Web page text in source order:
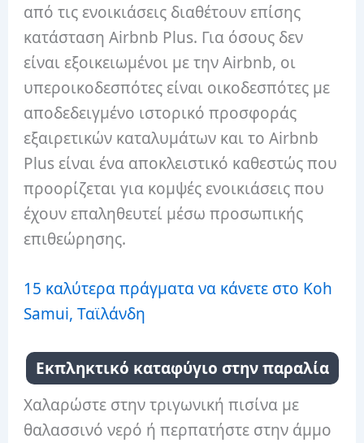
από τις ενοικιάσεις διαθέτουν επίσης
κατάσταση Airbnb Plus. Για όσους δεν
είναι εξοικειωμένοι με την Airbnb, οι
υπεροικοδεσπότες είναι οικοδεσπότες με
αποδεδειγμένο ιστορικό προσφοράς
εξαιρετικών καταλυμάτων και το Airbnb
Plus είναι ένα αποκλειστικό καθεστώς που
προορίζεται για κομψές ενοικιάσεις που
έχουν επαληθευτεί μέσω προσωπικής
επιθεώρησης.
15 καλύτερα πράγματα να κάνετε στο Koh
Samui, Ταϊλάνδη
Εκπληκτικό καταφύγιο στην παραλία
Χαλαρώστε στην τριγωνική πισίνα με
θαλασσινό νερό ή περπατήστε στην άμμο